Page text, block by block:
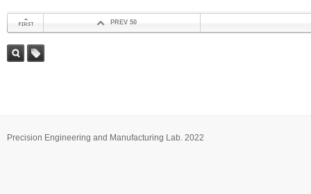
PREV 50
Precision Engineering and Manufacturing Lab. 2022